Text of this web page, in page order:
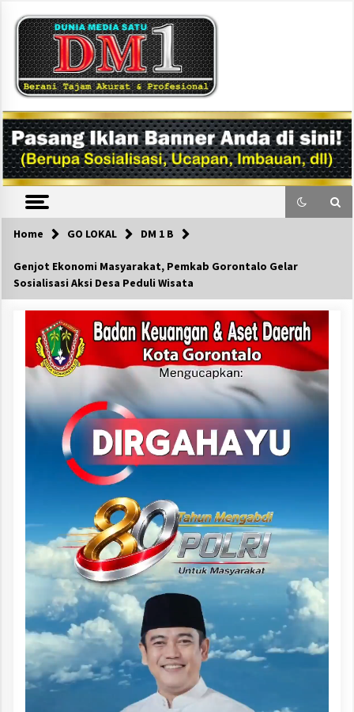
content
DM1
Home GO LOKAL DM 1 B
Genjot Ekonomi Masyarakat, Pemkab Gorontalo Gelar
Sosialisasi Aksi Desa Peduli Wisata